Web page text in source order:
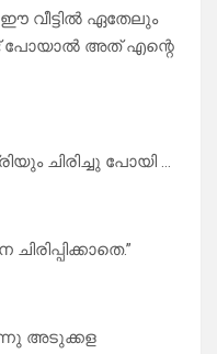
വീട്ടിൽ ഏതേലും
പോയാൽ അത് എന്റെ
ചിരിച്ചു പോയി …
അടുക്കള